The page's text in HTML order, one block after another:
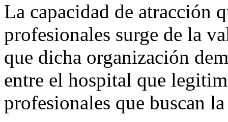
La capacidad de atracción
profesionales surge de la
que dicha organización
entre el hospital que
profesionales que buscan